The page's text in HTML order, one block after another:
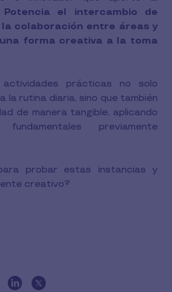
Potencia el intercambio de
colaboración entre áreas y
forma creativa a la toma
prácticas no solo
la rutina diaria, sino que también
de manera tangible, aplicando
previamente
probar estas instancias y
creativo?